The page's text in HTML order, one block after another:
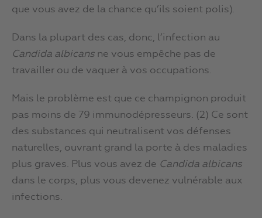
que vous avez de la chance qu’ils soient polis).
Dans la plupart des cas, donc, l’infection au
Candida albicans ne vous empêche pas de
travailler ou de vaquer à vos occupations.
Mais le problème est que ce champignon produit
pas moins de 79 immunodépresseurs. (2) Ce sont
des substances qui neutralisent vos défenses
naturelles, ouvrant grand la porte à des maladies
plus graves. Plus vous avez de Candida albicans
dans le corps, plus vous devenez vulnérable aux
infections.